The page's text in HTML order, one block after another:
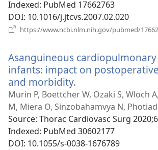
Indexed‎: PubMed 17662763
DOI‎: 10.1016/j.jtcvs.2007.02.020
https://www.ncbi.nlm.nih.gov/pubmed/
Asanguineous
infants: impact on
and morbidity.
у
новому
вікні)
Murin P, Boettcher W, Ozaki S, Wloch
M, Miera O, Sinzobahamvya N,
Source‎: Thorac Cardiovasc Surg
Indexed‎: PubMed 30602177
DOI‎: 10.1055/s-0038-1676789